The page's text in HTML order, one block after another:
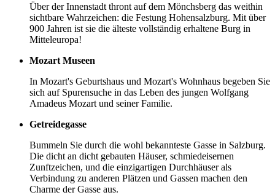
Über der Innenstadt thront auf dem Mönchsberg das weithin
sichtbare Wahrzeichen: die Festung Hohensalzburg. Mit über
900 Jahren ist sie die älteste vollständig erhaltene Burg in
Mitteleuropa!
Mozart Museen
In Mozart's Geburtshaus und Mozart's Wohnhaus begeben Sie
sich auf Spurensuche in das Leben des jungen Wolfgang
Amadeus Mozart und seiner Familie.
Getreidegasse
Bummeln Sie durch die wohl bekannteste Gasse in Salzburg.
Die dicht an dicht gebauten Häuser, schmiedeisernen
Zunftzeichen, und die einzigartigen Durchhäuser als
Verbindung zu anderen Plätzen und Gassen machen den
Charme der Gasse aus.